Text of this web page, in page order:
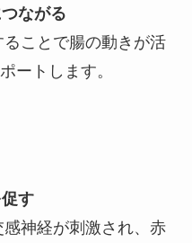
ながる
ことで腸の動きが活
ートします。
す
神経が刺激され、赤